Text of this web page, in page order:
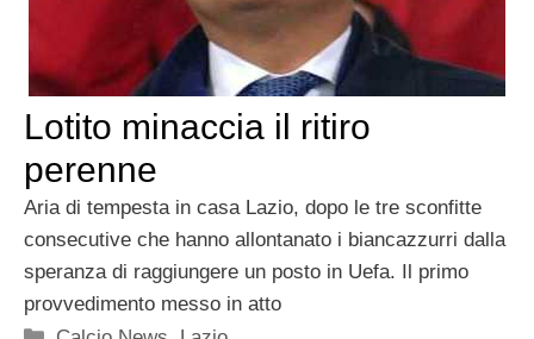
Lotito minaccia il ritiro
perenne
Aria di tempesta in casa Lazio, dopo le tre sconfitte
consecutive che hanno allontanato i biancazzurri dalla
speranza di raggiungere un posto in Uefa. Il primo
provvedimento messo in atto
Categorie